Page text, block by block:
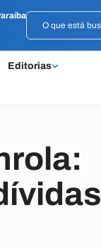
Editorias